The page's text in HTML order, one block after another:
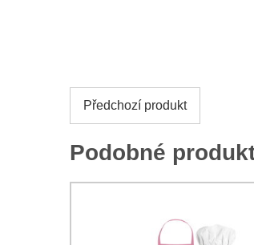
Předchozí produkt
Podobné